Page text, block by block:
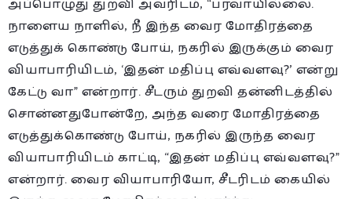
அப்பொழுது துறவி அவரிடம், “பரவாயில்லை.
நாளைய நாளில், நீ இந்த வைர மோதிரத்தை
எடுத்துக் கொண்டு போய், நகரில் இருக்கும் வைர
வியாபாரியிடம், ‘இதன் மதிப்பு எவ்வளவு?’ என்று
கேட்டு வா” என்றார். சீடரும் துறவி தன்னிடத்தில்
சொன்னதுபோன்றே, அந்த வரை மோதிரத்தை
எடுத்துக்கொண்டு போய், நகரில் இருந்த வைர
வியாபாரியிடம் காட்டி, “இதன் மதிப்பு எவ்வளவு?”
என்றார். வைர வியாபாரியோ, சீடரிடம் கையில்